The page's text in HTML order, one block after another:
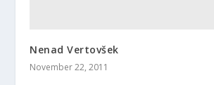
Nenad Vertovšek
November 22, 2011